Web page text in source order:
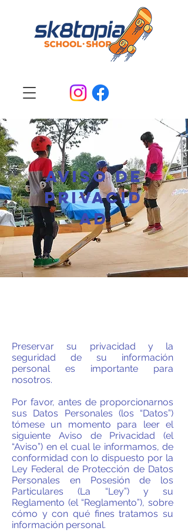
aviso de
privacid
ad
Preservar su privacidad y la
seguridad de su información
personal es importante para
nosotros.
Por favor, antes de proporcionarnos
sus Datos Personales (los “Datos”)
tómese un momento para leer el
siguiente Aviso de Privacidad (el
“Aviso”) en el cual le informamos, de
conformidad con lo dispuesto por la
Ley Federal de Protección de Datos
Personales en Posesión de los
Particulares (La “Ley”) y su
Reglamento (el “Reglamento”), sobre
cómo y con qué fines tratamos su
información personal.